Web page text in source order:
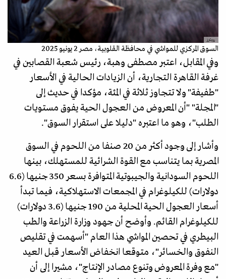
رويترز
السوق المركزي للمواشي في محافظة القلوبية، مصر 2 يونيو 2025
وفي المقابل، اعتبر مصطفى وهبة، رئيس شعبة القصابين في
غرفة القاهرة التجارية، أن الزيادات الحالية في الأسعار
"طفيفة" ولا تتجاوز ثلاثة في المئة، مؤكدا في حديث إلى
"المجلة" "أن المعروض من العجول الحية يفوق مستويات
الطلب"، وهو ما اعتبره "دليلا على استقرار السوق".
وأشار إلى وجود أكثر من 20 صنفا من اللحوم في السوق
المصرية بما يتناسب مع القوة الشرائية للمستهلك، بينها
اللحوم السودانية والجيبوتية المتوافرة بسعر 350 جنيها (6.6
دولارات) للكيلوغرام في المجمعات الاستهلاكية، فيما تبدأ
أسعار العجول الحية المحلية من 190 جنيها (3.6 دولارات)
للكيلوغرام القائم. وأوضح أن جهود وزارة الزراعة والطب
البيطري في تحصين المواشي هذا العام "أسهمت في تقليص
النفوق والخسائر"، متوقعا انخفاض الأسعار قبل العيد
"مع وفرة المعروض وتنوع مصادر الإنتاج"، مشيرا إلى أن